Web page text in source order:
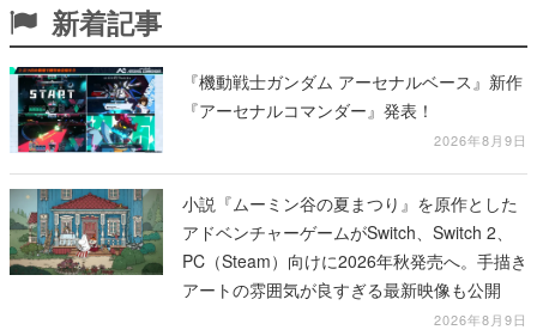
新着記事
『機動戦士ガンダム アーセナルベース』新作
『アーセナルコマンダー』発表！
2026年8月9日
小説『ムーミン谷の夏まつり』を原作とした
アドベンチャーゲームがSwitch、Switch 2、
PC（Steam）向けに2026年秋発売へ。手描き
アートの雰囲気が良すぎる最新映像も公開
2026年8月9日